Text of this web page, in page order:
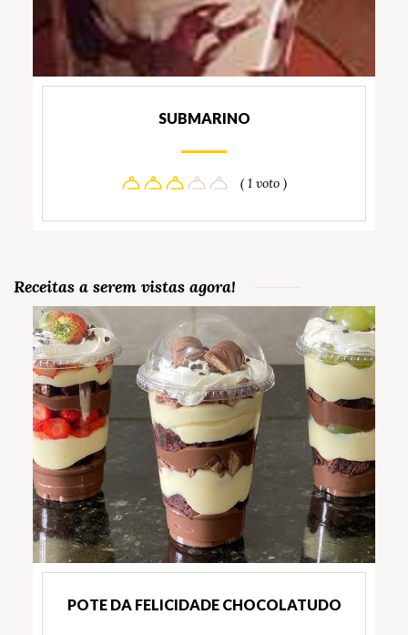
SUBMARINO
( 1 voto )
Receitas a serem vistas agora!
POTE DA FELICIDADE CHOCOLATUDO